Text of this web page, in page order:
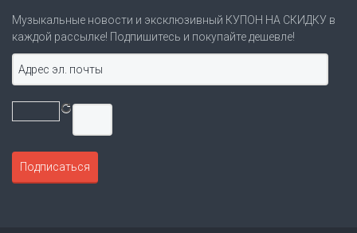
Музыкальные новости и эксклюзивный КУПОН НА СКИДКУ в
каждой рассылке! Подпишитесь и покупайте дешевле!